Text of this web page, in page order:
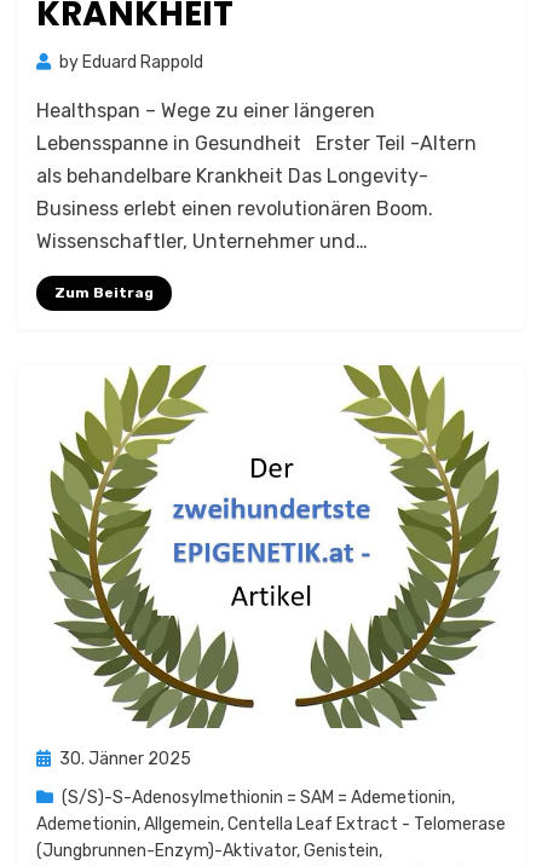
KRANKHEIT
by Eduard Rappold
Healthspan – Wege zu einer längeren
Lebensspanne in Gesundheit Erster Teil -Altern
als behandelbare Krankheit Das Longevity-
Business erlebt einen revolutionären Boom.
Wissenschaftler, Unternehmer und…
Zum Beitrag
Posted
30. Jänner 2025
(S/S)-S-Adenosylmethionin = SAM = Ademetionin,
Ademetionin,Allgemein,Centella Leaf Extract - Telomerase
(Jungbrunnen-Enzym)-Aktivator,Genistein,